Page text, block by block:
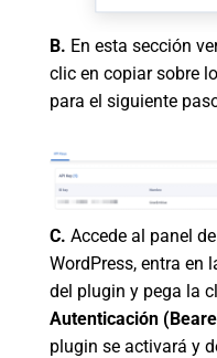
B. En esta sección
clic en copiar sobre
para el siguiente
C. Accede al panel
WordPress, entra en
del plugin y pega la
Autenticación
plugin se activará y